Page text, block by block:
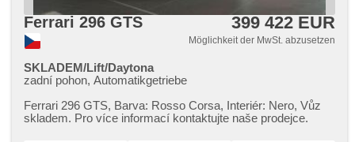
Ferrari 296 GTS 399 422 EUR
Möglichkeit der MwSt. abzusetzen
SKLADEM/Lift/Daytona
zadní pohon, Automatikgetriebe
Ferrari 296 GTS,​ Barva: Rosso Corsa,​ Interiér: Nero,​ Vůz
skladem. Pro více informací kontaktujte naše prodejce.